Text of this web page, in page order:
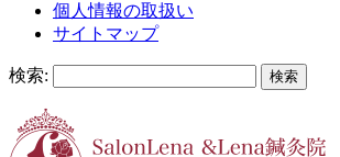
個人情報の取扱い
サイトマップ
検索: